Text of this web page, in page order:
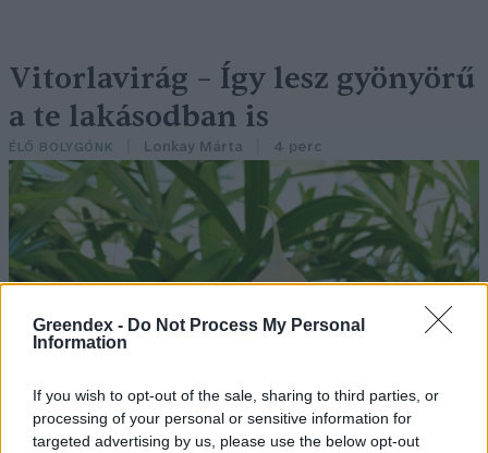
Greendex - Do Not Process My Personal
Information
If you wish to opt-out of the sale, sharing to third parties, or
processing of your personal or sensitive information for
targeted advertising by us, please use the below opt-out
Vitorlavirág – Így lesz gyönyörű
a te lakásodban is
ÉLŐ BOLYGÓNK Lonkay Márta 4 perc